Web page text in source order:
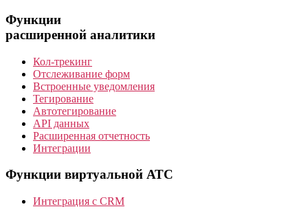
Функции
расширенной аналитики
Кол-трекинг
Отслеживание форм
Встроенные уведомления
Тегирование
Автотегирование
API данных
Расширенная отчетность
Интеграции
Функции виртуальной АТС
Интеграция с CRM